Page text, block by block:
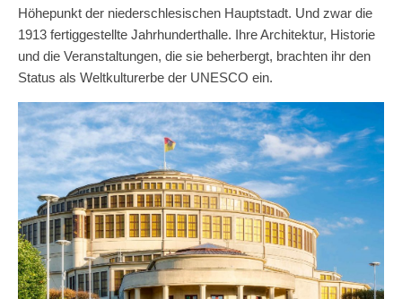
Höhepunkt der niederschlesischen Hauptstadt. Und zwar die
1913 fertiggestellte Jahrhunderthalle. Ihre Architektur, Historie
und die Veranstaltungen, die sie beherbergt, brachten ihr den
Status als Weltkulturerbe der UNESCO ein.